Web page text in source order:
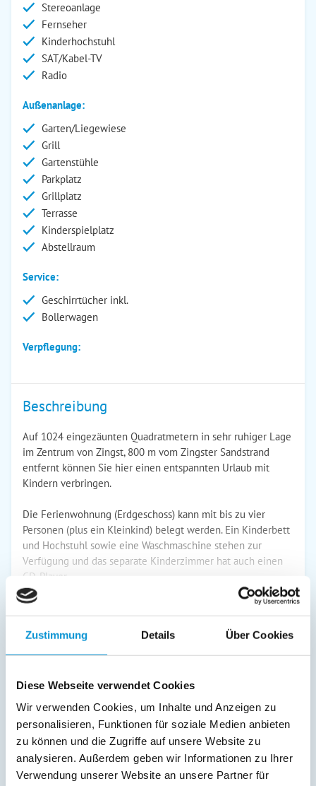
Zustimmung Details Über Cookies
Diese Webseite verwendet Cookies
Wir verwenden Cookies, um Inhalte und Anzeigen zu
personalisieren, Funktionen für soziale Medien anbieten
zu können und die Zugriffe auf unsere Website zu
analysieren. Außerdem geben wir Informationen zu Ihrer
Verwendung unserer Website an unsere Partner für
Stereoanlage
Fernseher
Kinderhochstuhl
SAT/Kabel-TV
Radio
Außenanlage:
Garten/Liegewiese
Grill
Gartenstühle
Parkplatz
Grillplatz
Terrasse
Kinderspielplatz
Abstellraum
Service:
Geschirrtücher inkl.
Bollerwagen
Verpflegung:
Beschreibung
Auf 1024 eingezäunten Quadratmetern in sehr ruhiger Lage
im Zentrum von Zingst, 800 m vom Zingster Sandstrand
entfernt können Sie hier einen entspannten Urlaub mit
Kindern verbringen.
Die Ferienwohnung (Erdgeschoss) kann mit bis zu vier
Personen (plus ein Kleinkind) belegt werden. Ein Kinderbett
und Hochstuhl sowie eine Waschmaschine stehen zur
Verfügung und das separate Kinderzimmer hat auch einen
CD-Player.
weiterlesen
Zeitraum
1. Nacht inkl. End­
reinigung
jede Folge­
nacht
01. Jan - 04. Jan ab184 € ab114 €
05. Jan - 29. Mär ab 136 € ab66 €